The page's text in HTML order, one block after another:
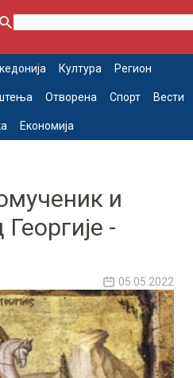
Култура Регион
Отворена Спорт Вести
Економија
и
-
05.05.2022